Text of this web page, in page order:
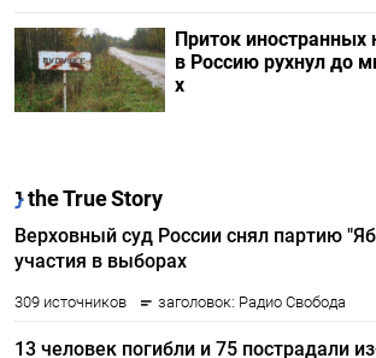
Приток иностранных
в Россию рухнул до
х